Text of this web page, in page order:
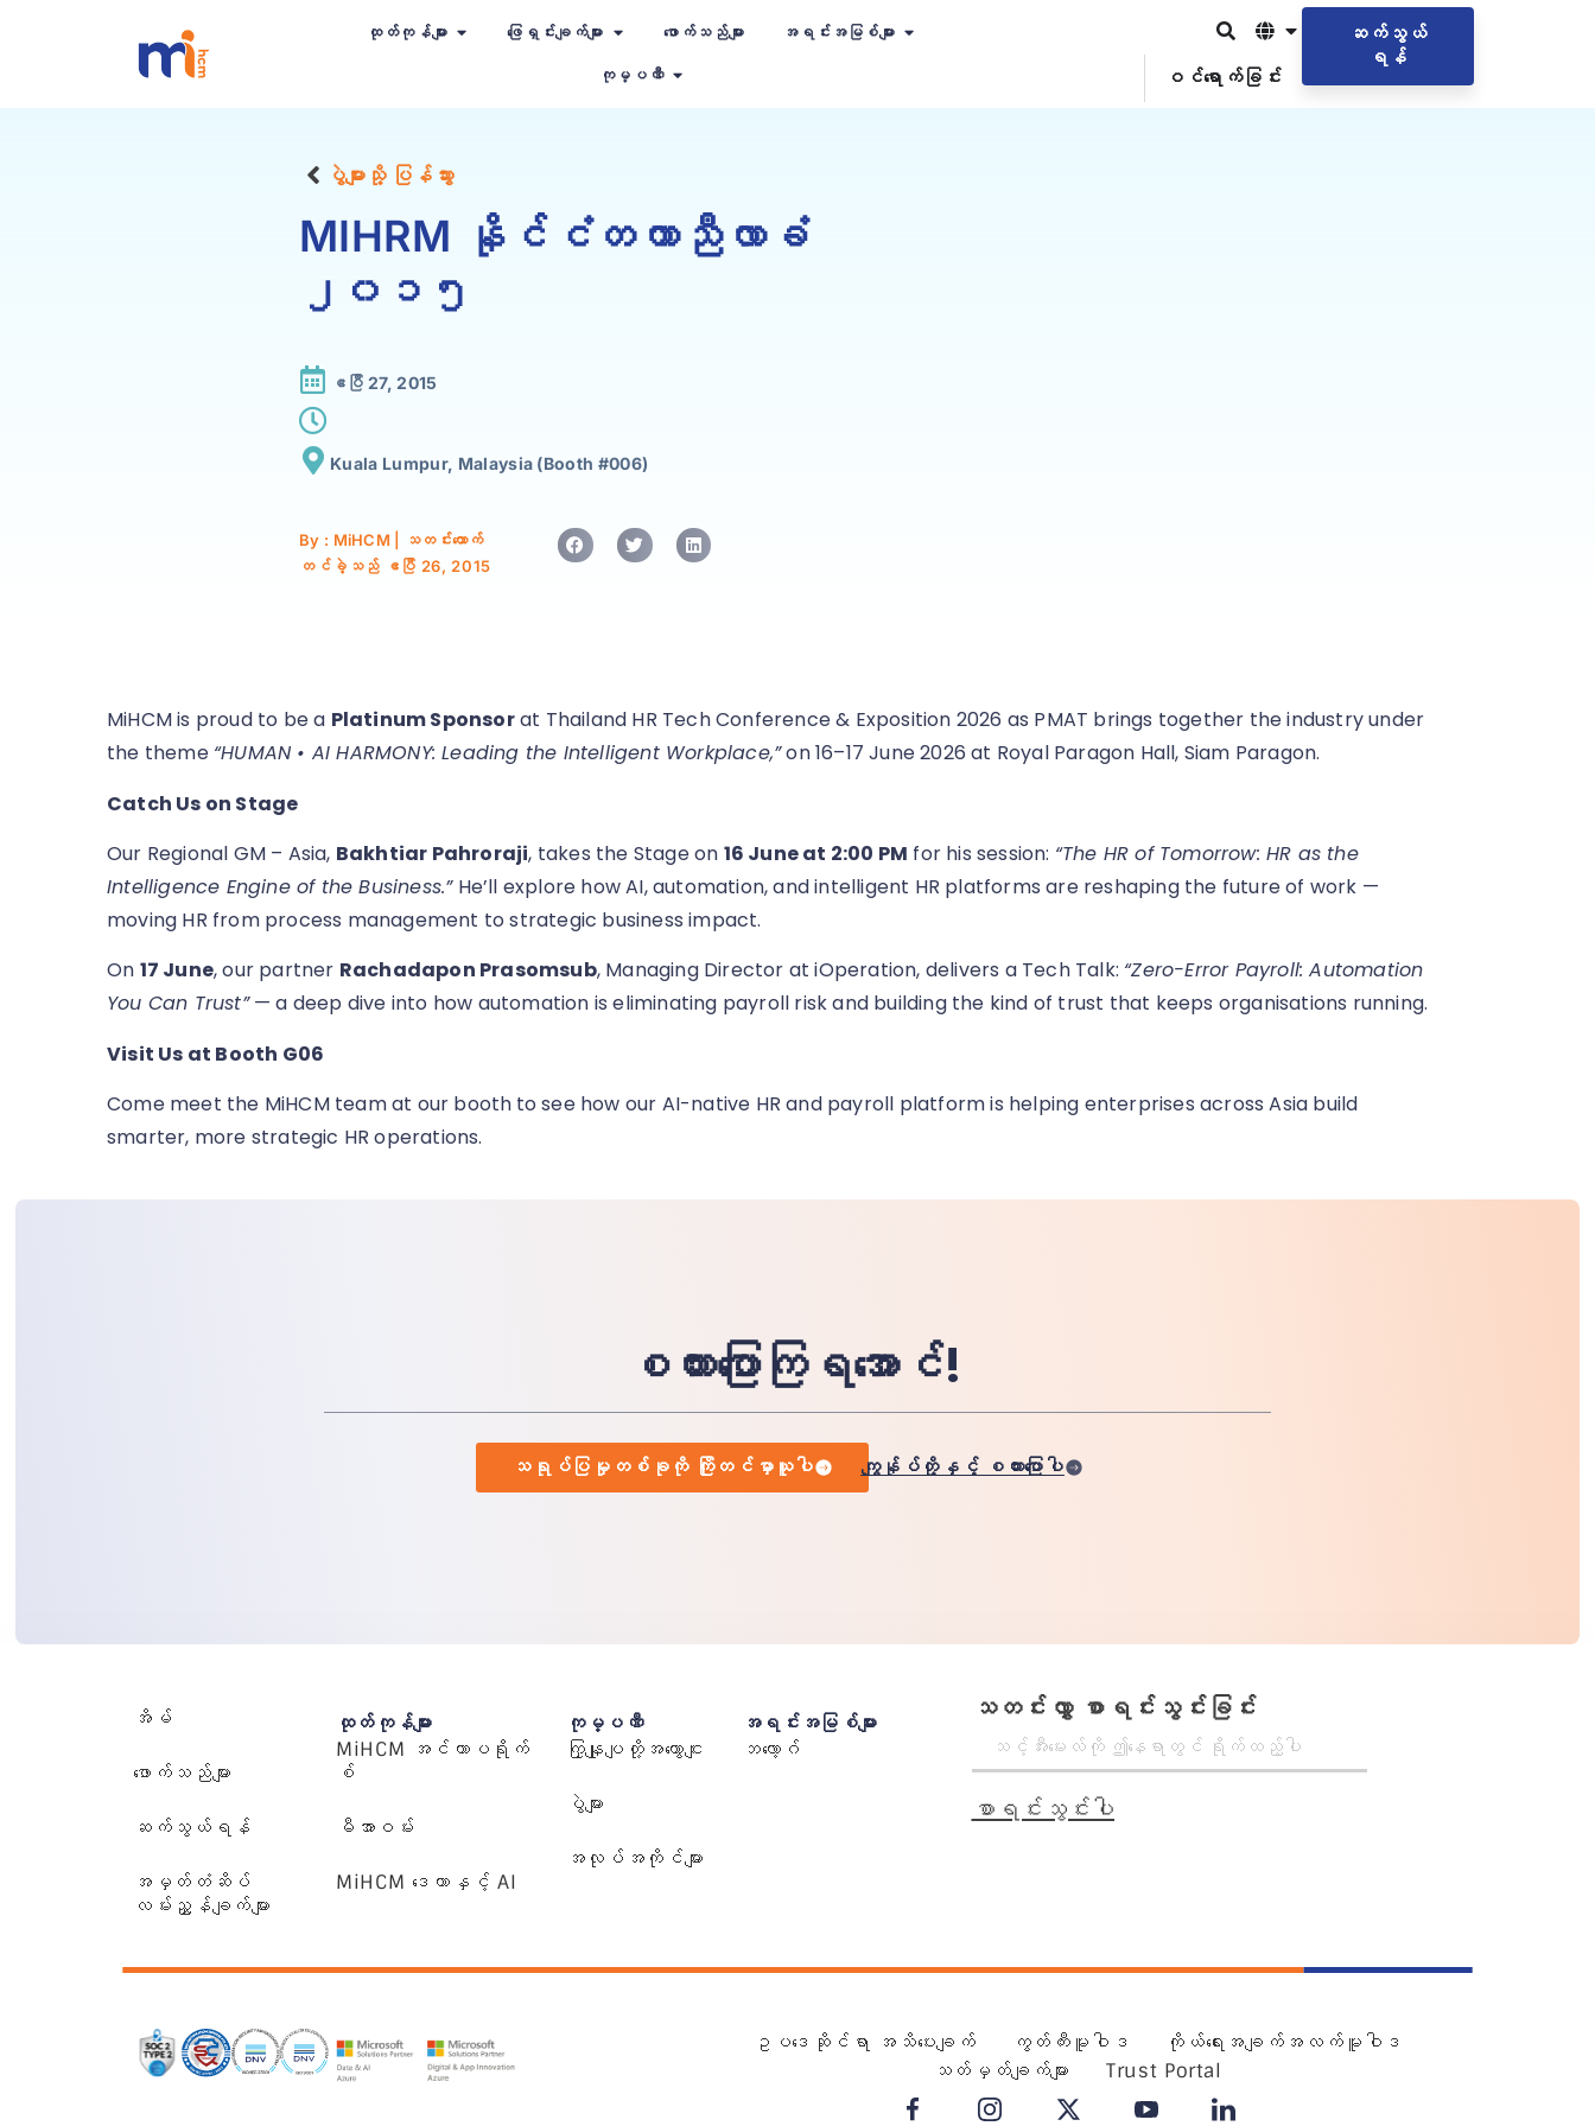
ထုတ်ကုန်များ ဖြေရှင်းချက်များ ဖောက်သည်များ အရင်းအမြစ်များ
ကုမ္ပဏီ ဝင်ရောက်ခြင်း
ဆက်သွယ်
ရန်
ပွဲများသို့ ပြန်သွား
MIHRM နိုင်ငံတကာညီလာခံ
၂၀၁၅
ဧပြီ 27, 2015
Kuala Lumpur, Malaysia (Booth #006)
By : MiHCM | သတင်းထောက်
တင်ခဲ့သည် ဧပြီ 26, 2015
MiHCM is proud to be a Platinum Sponsorat Thailand HR Tech Conference & Exposition 2026 as PMAT brings together the industry under
the theme “HUMAN • AI HARMONY: Leading the Intelligent Workplace,”on 16–17 June 2026 at Royal Paragon Hall, Siam Paragon.
Catch Us on Stage
Our Regional GM – Asia, Bakhtiar Pahroraji, takes the Stage on 16 June at 2:00 PM for his session: “The HR of Tomorrow: HR as the
Intelligence Engine of the Business.”He’ll explore how AI, automation, and intelligent HR platforms are reshaping the future of work —
moving HR from process management to strategic business impact.
On 17 June, our partner Rachadapon Prasomsub, Managing Director at iOperation, delivers a Tech Talk: “Zero-Error Payroll: Automation
You Can Trust”— a deep dive into how automation is eliminating payroll risk and building the kind of trust that keeps organisations running.
Visit Us at Booth G06
Come meet the MiHCM team at our booth to see how our AI-native HR and payroll platform is helping enterprises across Asia build
smarter, more strategic HR operations.
စကားပြောကြရအောင်!
သရုပ်ပြမှုတစ်ခုကို ကြိုတင်မှာယူပါ ကျွန်ုပ်တို့နှင့် စကားပြောပါ
အိမ်
ဖောက်သည်များ
ဆက်သွယ်ရန်
အမှတ်တံဆိပ်
လမ်းညွှန်ချက်များ
ထုတ်ကုန်များ
MiHCM အင်တာပရိုက်
စ်
မီအာဝမ်း
MiHCM ဒေတာနှင့် AI
ကုမ္ပဏီ
ကြှနျုပျတို့အကွောငျး
ပွဲများ
အလုပ်အကိုင်များ
အရင်းအမြစ်များ
ဘလော့ဂ်
သတင်းလွှာ စာရင်းသွင်းခြင်း
စာရင်းသွင်းပါ
ဥပဒေဆိုင်ရာ အသိပေးချက် ကွတ်ကီးမူဝါဒ
ကိုယ်ရေးအချက်အလက်မူဝါဒ
သတ်မှတ်ချက်များ
Trust Portal